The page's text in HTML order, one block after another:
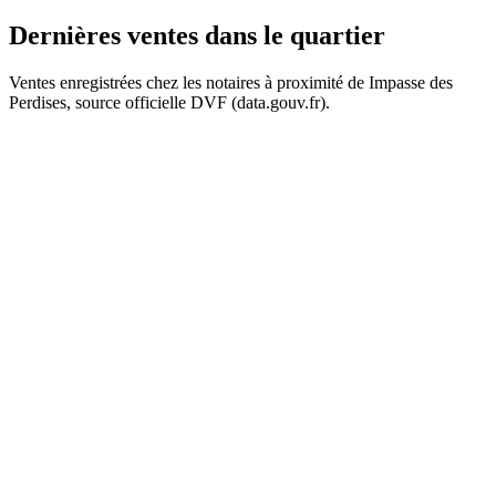
Dernières ventes dans le quartier
Ventes enregistrées chez les notaires à proximité de Impasse des
Perdises, source officielle DVF (data.gouv.fr).